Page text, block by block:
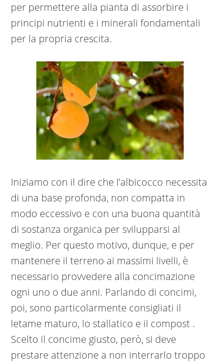
per permettere alla pianta di assorbire i
principi nutrienti e i minerali fondamentali
per la propria crescita.
Iniziamo con il dire che l’albicocco necessita
di una base profonda, non compatta in
modo eccessivo e con una buona quantità
di sostanza organica per svilupparsi al
meglio. Per questo motivo, dunque, e per
mantenere il terreno ai massimi livelli, è
necessario provvedere alla concimazione
ogni uno o due anni. Parlando di concimi,
poi, sono particolarmente consigliati il
letame maturo, lo stallatico e il compost .
Scelto il concime giusto, però, si deve
prestare attenzione a non interrarlo troppo